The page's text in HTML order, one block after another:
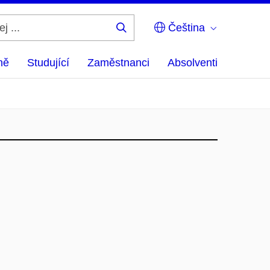
Čeština
Studující Zaměstnanci Absolventi